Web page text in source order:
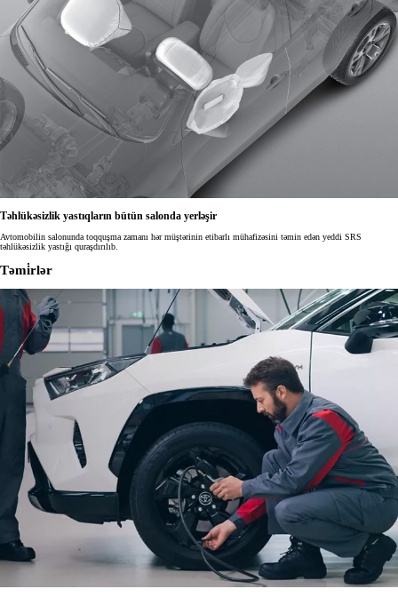
Təhlükəsizlik yastıqların bütün salonda yerləşir
Avtomobilin salonunda toqquşma zamanı hər müştərinin etibarlı mühafizəsini təmin edən yeddi SRS
təhlükəsizlik yastığı quraşdırılıb.
Təmi̇rlər